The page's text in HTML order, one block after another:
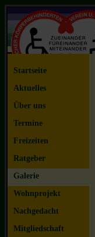
Startseite
Aktuelles
Über uns
Termine
Freizeiten
Ratgeber
Galerie
Wohnprojekt
Nachgedacht
Mitgliedschaft